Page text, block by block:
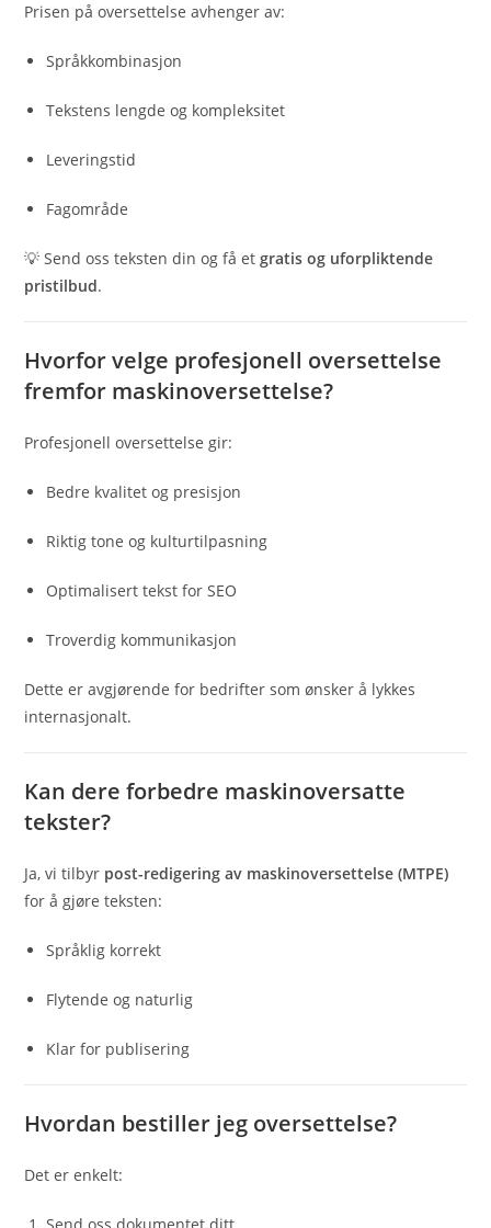
Prisen på oversettelse avhenger av:
Språkkombinasjon
Tekstens lengde og kompleksitet
Leveringstid
Fagområde
💡 Send oss teksten din og få etgratis og uforpliktende
pristilbud.
Hvorfor velge profesjonell oversettelse
fremfor maskinoversettelse?
Profesjonell oversettelse gir:
Bedre kvalitet og presisjon
Riktig tone og kulturtilpasning
Optimalisert tekst for SEO
Troverdig kommunikasjon
Dette er avgjørende for bedrifter som ønsker å lykkes
internasjonalt.
Kan dere forbedre maskinoversatte
tekster?
Ja, vi tilbyr post-redigering av maskinoversettelse (MTPE)
for å gjøre teksten:
Språklig korrekt
Flytende og naturlig
Klar for publisering
Hvordan bestiller jeg oversettelse?
Det er enkelt: